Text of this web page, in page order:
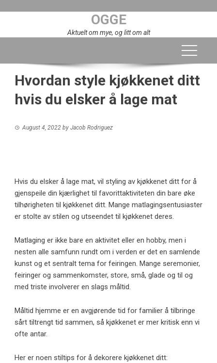
OGGE
Aktuelt om mye, og litt om alt
Hvordan style kjøkkenet ditt
hvis du elsker å lage mat
August 4, 2022 by Jacob Rodriguez
Hvis du elsker å lage mat, vil styling av kjøkkenet ditt for å
gjenspeile din kjærlighet til favorittaktiviteten din bare øke
tilhørigheten til kjøkkenet ditt. Mange matlagingsentusiaster
er stolte av stilen og utseendet til kjøkkenet deres.
Matlaging er ikke bare en aktivitet eller en hobby, men i
nesten alle samfunn rundt om i verden er det en samlende
kunst og et sentralt tema for feiringen. Mange seremonier,
feiringer og sammenkomster, store, små, glade og til og
med triste involverer en slags måltid.
Måltid hjemme er en avgjørende tid for familier å tilbringe
sårt tiltrengt tid sammen, så kjøkkenet er mer kritisk enn vi
ofte antar.
Her er noen stiltips for å dekorere kjøkkenet ditt: